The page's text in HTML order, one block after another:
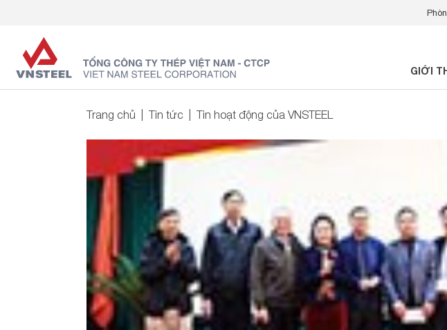
GIỚI
Trang chủ Tin tức Tin hoạt động của VNSTEEL